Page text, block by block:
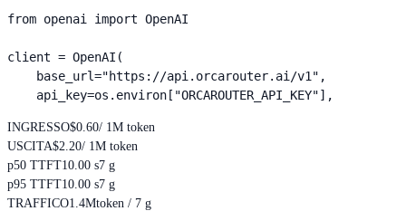
from openai import OpenAI
client = OpenAI(
    base_url="https://api.orcarouter.ai/v1",
    api_key=os.environ["ORCAROUTER_API_KEY"],
INGRESSO$0.60/ 1M token
USCITA$2.20/ 1M token
p50 TTFT10.00 s7 g
p95 TTFT10.00 s7 g
TRAFFICO1.4Mtoken / 7 g